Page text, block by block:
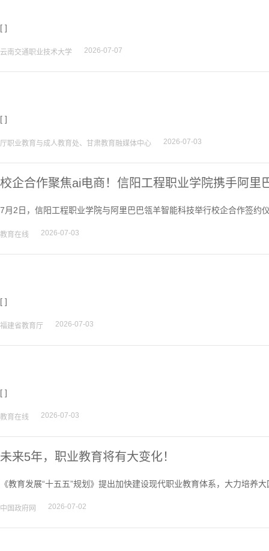
[ ]
云南交通职业技术大学 2026-07-07
[ ]
厅职业教育与成人教育处、甘肃教育融媒体中心 2026-07-03
校企合作聚焦ai电商！信阳工程职业学院携手阿里
7月2日，信阳工程职业学院与阿里巴巴瓴羊智能科技举行校企合作签约
教育在线 2026-07-03
[ ]
福建省教育厅 2026-07-03
[ ]
教育在线 2026-07-03
未来5年，职业教育将有大变化！
《教育发展“十五五”规划》提出加快建设现代职业教育体系，大力培养
中国政府网 2026-07-02